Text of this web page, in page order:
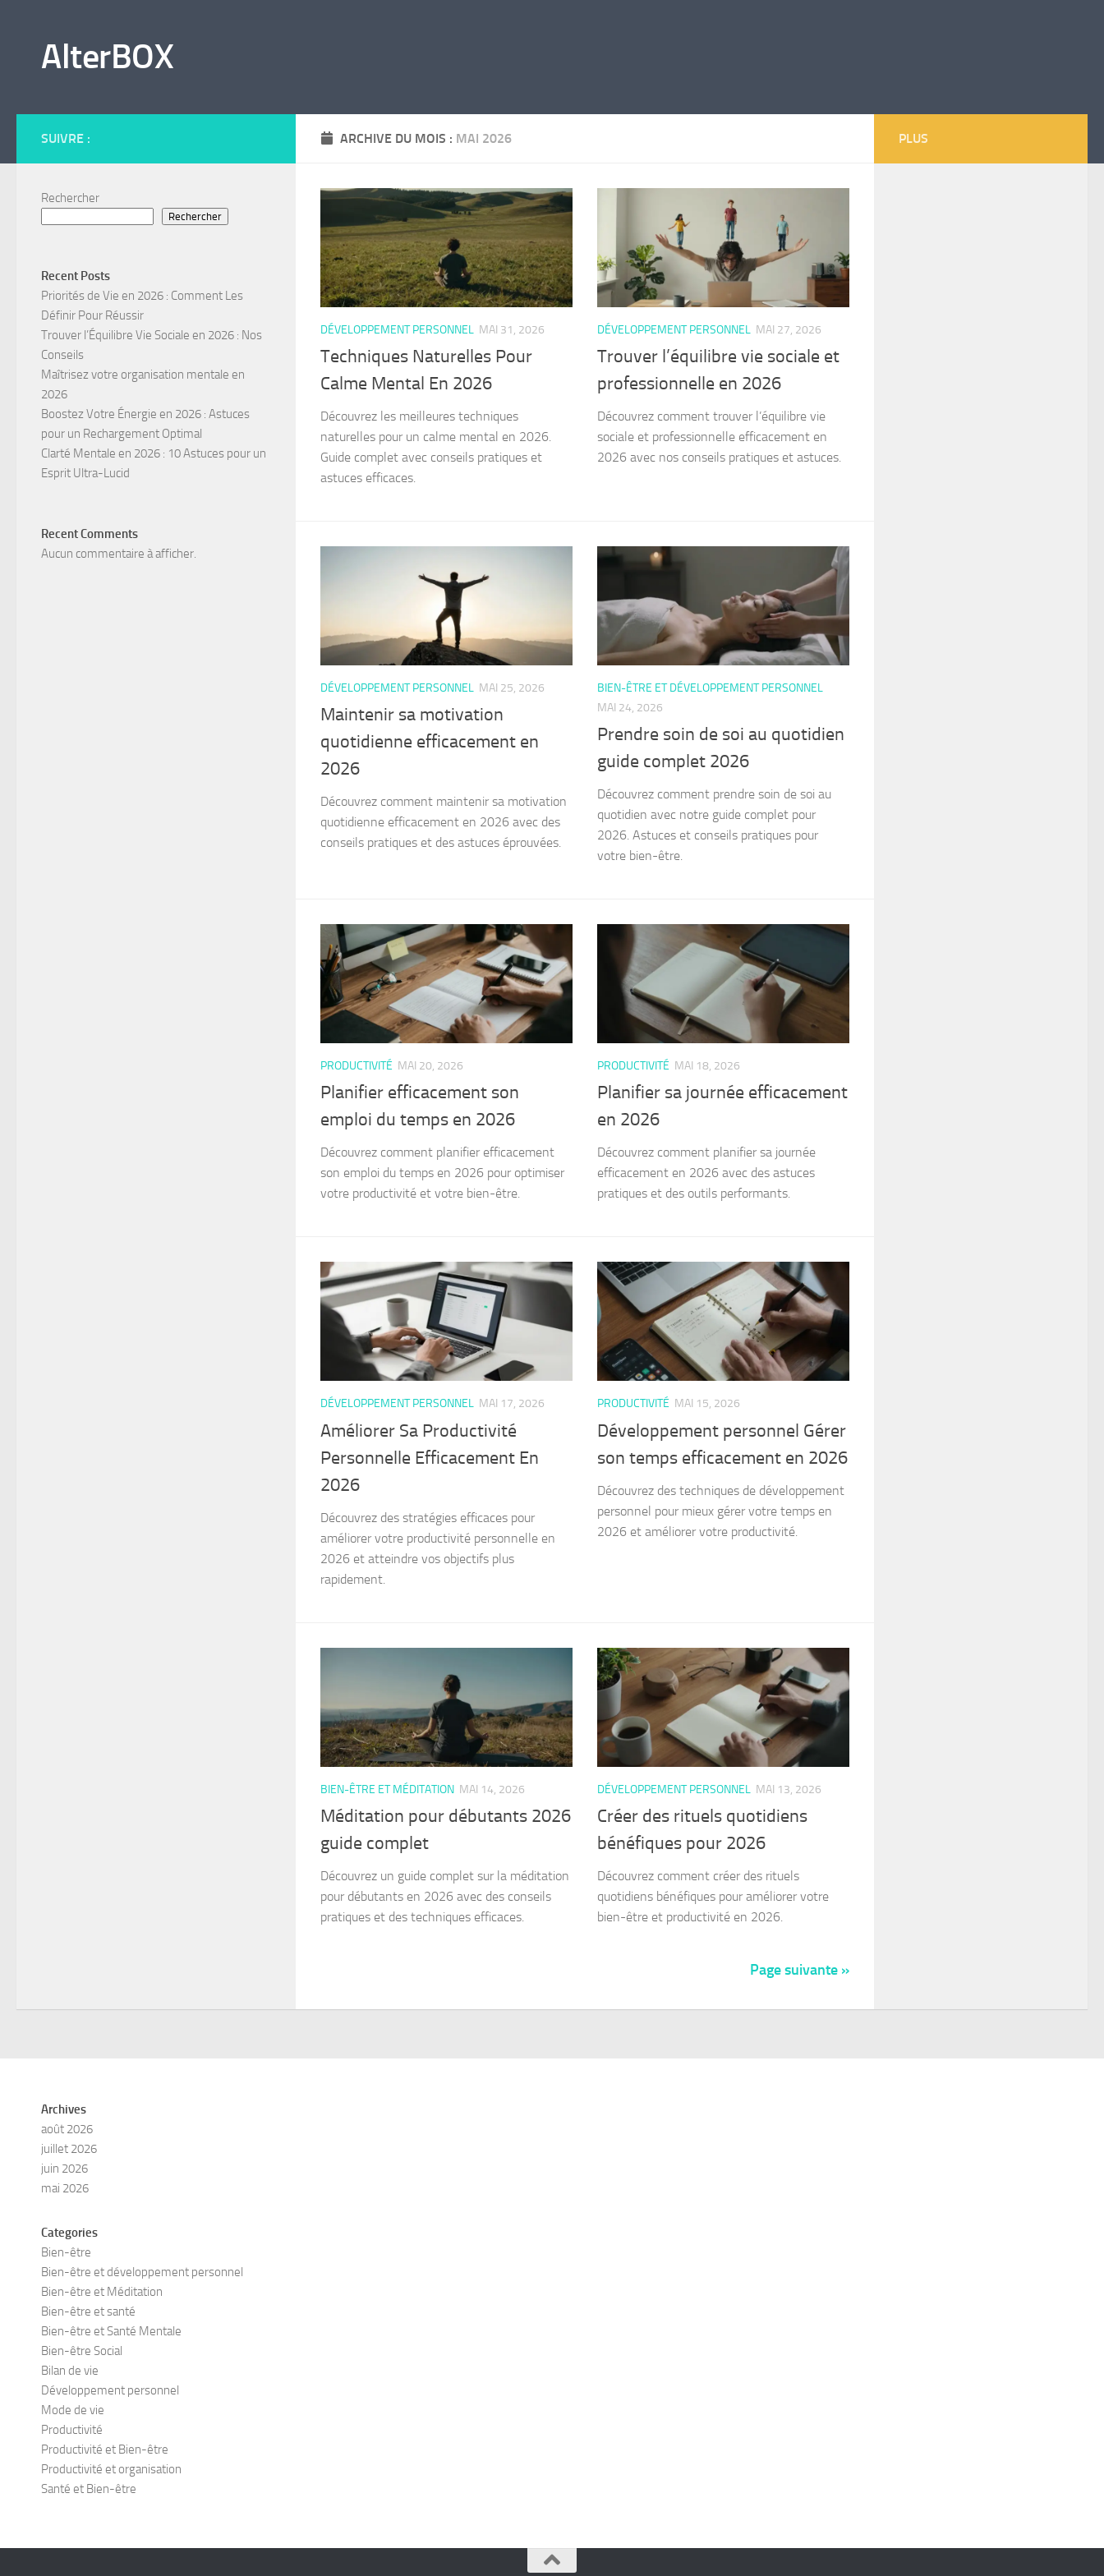
AlterBOX
ARCHIVE DU MOIS : MAI 2026
DÉVELOPPEMENT PERSONNEL MAI 31, 2026
Techniques Naturelles Pour
Calme Mental En 2026
Découvrez les meilleures techniques
naturelles pour un calme mental en 2026.
Guide complet avec conseils pratiques et
astuces efficaces.
DÉVELOPPEMENT PERSONNEL MAI 27, 2026
Trouver l’équilibre vie sociale et
professionnelle en 2026
Découvrez comment trouver l’équilibre vie
sociale et professionnelle efficacement en
2026 avec nos conseils pratiques et astuces.
DÉVELOPPEMENT PERSONNEL MAI 25, 2026
Maintenir sa motivation
quotidienne efficacement en
2026
Découvrez comment maintenir sa motivation
quotidienne efficacement en 2026 avec des
conseils pratiques et des astuces éprouvées.
BIEN-ÊTRE ET DÉVELOPPEMENT PERSONNEL
MAI 24, 2026
Prendre soin de soi au quotidien
guide complet 2026
Découvrez comment prendre soin de soi au
quotidien avec notre guide complet pour
2026. Astuces et conseils pratiques pour
votre bien-être.
PRODUCTIVITÉ MAI 20, 2026
Planifier efficacement son
emploi du temps en 2026
Découvrez comment planifier efficacement
son emploi du temps en 2026 pour optimiser
votre productivité et votre bien-être.
PRODUCTIVITÉ MAI 18, 2026
Planifier sa journée efficacement
en 2026
Découvrez comment planifier sa journée
efficacement en 2026 avec des astuces
pratiques et des outils performants.
DÉVELOPPEMENT PERSONNEL MAI 17, 2026
Améliorer Sa Productivité
Personnelle Efficacement En
2026
Découvrez des stratégies efficaces pour
améliorer votre productivité personnelle en
2026 et atteindre vos objectifs plus
rapidement.
PRODUCTIVITÉ MAI 15, 2026
Développement personnel Gérer
son temps efficacement en 2026
Découvrez des techniques de développement
personnel pour mieux gérer votre temps en
2026 et améliorer votre productivité.
BIEN-ÊTRE ET MÉDITATION MAI 14, 2026
Méditation pour débutants 2026
guide complet
Découvrez un guide complet sur la méditation
pour débutants en 2026 avec des conseils
pratiques et des techniques efficaces.
DÉVELOPPEMENT PERSONNEL MAI 13, 2026
Créer des rituels quotidiens
bénéfiques pour 2026
Découvrez comment créer des rituels
quotidiens bénéfiques pour améliorer votre
bien-être et productivité en 2026.
Page suivante »
SUIVRE :
Rechercher
Rechercher
Recent Posts
Priorités de Vie en 2026 : Comment Les
Définir Pour Réussir
Trouver l’Équilibre Vie Sociale en 2026 : Nos
Conseils
Maîtrisez votre organisation mentale en
2026
Boostez Votre Énergie en 2026 : Astuces
pour un Rechargement Optimal
Clarté Mentale en 2026 : 10 Astuces pour un
Esprit Ultra-Lucid
Recent Comments
Aucun commentaire à afficher.
PLUS
Archives
août 2026
juillet 2026
juin 2026
mai 2026
Categories
Bien-être
Bien-être et développement personnel
Bien-être et Méditation
Bien-être et santé
Bien-être et Santé Mentale
Bien-être Social
Bilan de vie
Développement personnel
Mode de vie
Productivité
Productivité et Bien-être
Productivité et organisation
Santé et Bien-être